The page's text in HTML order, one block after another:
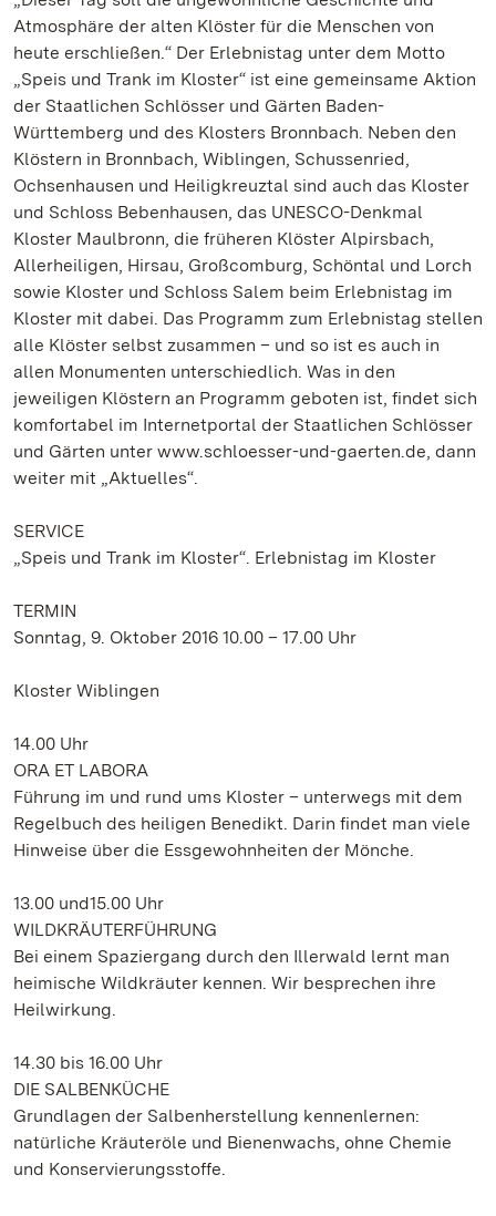
Atmosphäre der alten Klöster für die Menschen von
heute erschließen.“ Der Erlebnistag unter dem Motto
„Speis und Trank im Kloster“ ist eine gemeinsame Aktion
der Staatlichen Schlösser und Gärten Baden-
Württemberg und des Klosters Bronnbach. Neben den
Klöstern in Bronnbach, Wiblingen, Schussenried,
Ochsenhausen und Heiligkreuztal sind auch das Kloster
und Schloss Bebenhausen, das UNESCO-Denkmal
Kloster Maulbronn, die früheren Klöster Alpirsbach,
Allerheiligen, Hirsau, Großcomburg, Schöntal und Lorch
sowie Kloster und Schloss Salem beim Erlebnistag im
Kloster mit dabei. Das Programm zum Erlebnistag stellen
alle Klöster selbst zusammen – und so ist es auch in
allen Monumenten unterschiedlich. Was in den
jeweiligen Klöstern an Programm geboten ist, findet sich
komfortabel im Internetportal der Staatlichen Schlösser
und Gärten unter www.schloesser-und-gaerten.de, dann
weiter mit „Aktuelles“.
SERVICE
„Speis und Trank im Kloster“. Erlebnistag im Kloster
TERMIN
Sonntag, 9. Oktober 2016 10.00 – 17.00 Uhr
Kloster Wiblingen
14.00 Uhr
ORA ET LABORA
Führung im und rund ums Kloster – unterwegs mit dem
Regelbuch des heiligen Benedikt. Darin findet man viele
Hinweise über die Essgewohnheiten der Mönche.
13.00 und15.00 Uhr
WILDKRÄUTERFÜHRUNG
Bei einem Spaziergang durch den Illerwald lernt man
heimische Wildkräuter kennen. Wir besprechen ihre
Heilwirkung.
14.30 bis 16.00 Uhr
DIE SALBENKÜCHE
Grundlagen der Salbenherstellung kennenlernen:
natürliche Kräuteröle und Bienenwachs, ohne Chemie
und Konservierungsstoffe.